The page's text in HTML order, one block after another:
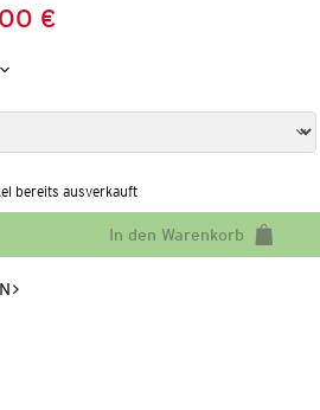
€
bereits ausverkauft
In den Warenkorb